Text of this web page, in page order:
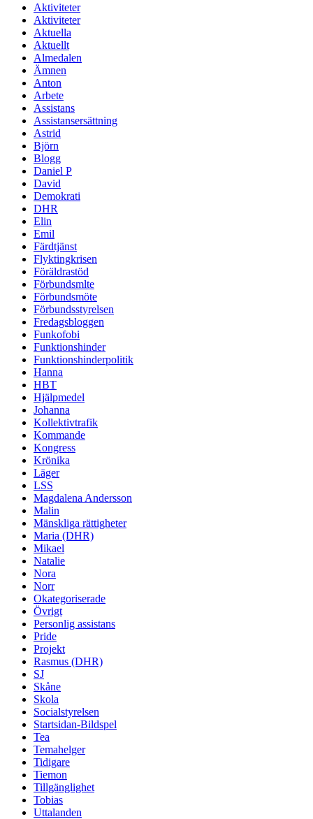
Aktiviteter
Aktiviteter
Aktuella
Aktuellt
Almedalen
Ämnen
Anton
Arbete
Assistans
Assistansersättning
Astrid
Björn
Blogg
Daniel P
David
Demokrati
DHR
Elin
Emil
Färdtjänst
Flyktingkrisen
Föräldrastöd
Förbundsmlte
Förbundsmöte
Förbundsstyrelsen
Fredagsbloggen
Funkofobi
Funktionshinder
Funktionshinderpolitik
Hanna
HBT
Hjälpmedel
Johanna
Kollektivtrafik
Kommande
Kongress
Krönika
Läger
LSS
Magdalena Andersson
Malin
Mänskliga rättigheter
Maria (DHR)
Mikael
Natalie
Nora
Norr
Okategoriserade
Övrigt
Personlig assistans
Pride
Projekt
Rasmus (DHR)
SJ
Skåne
Skola
Socialstyrelsen
Startsidan-Bildspel
Tea
Temahelger
Tidigare
Tiemon
Tillgänglighet
Tobias
Uttalanden